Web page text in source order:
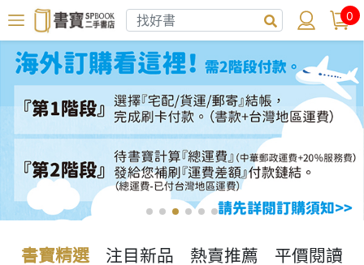
0
書寶精選 注目新品 熱賣推薦 平價閱讀